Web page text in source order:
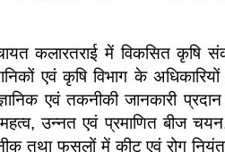
कलारतराई में विकसित कृषि
एवं कृषि विभाग के
एवं तकनीकी जानकारी
महत्व, उन्नत एवं प्रमाणित बीज
तथा फसलों में कीट एवं रोग